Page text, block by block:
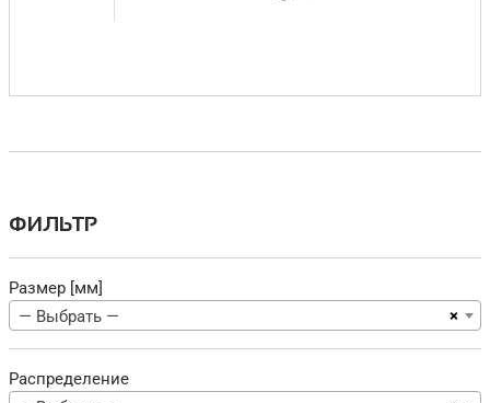
ФИЛЬТР
Размер [мм]
×
— Выбрать —
Распределение